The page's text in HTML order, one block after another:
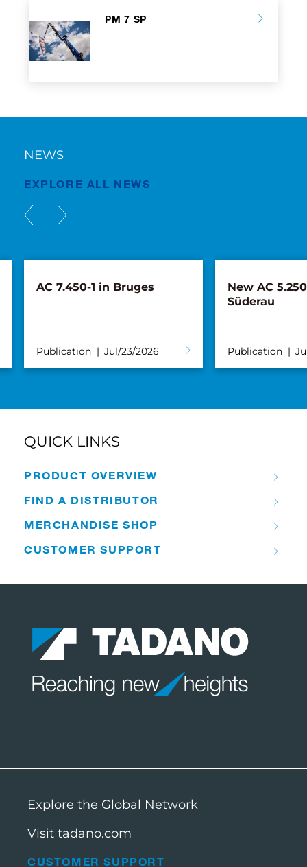
PM 7 SP
NEWS
EXPLORE ALL NEWS
New AC 5.250L-2 for
Publication Jul/02/2026
Tadano,
Publication
QUICK LINKS
PRODUCT OVERVIEW
FIND A DISTRIBUTOR
MERCHANDISE SHOP
CUSTOMER SUPPORT
CUSTOMER SUPPORT
Explore the Global Network
Visit tadano.com